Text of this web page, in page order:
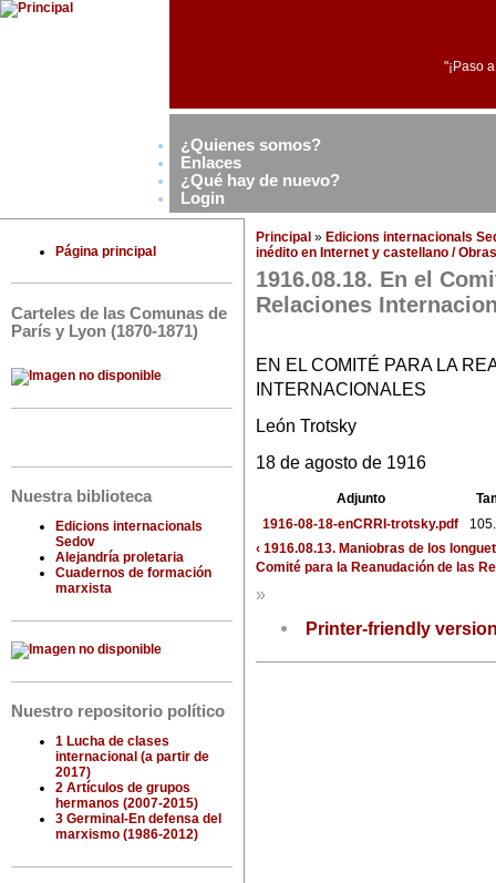
"¡Paso
¿Quienes somos?
Enlaces
¿Qué hay de nuevo?
Login
Página principal
Carteles de las Comunas de
París y Lyon (1870-1871)
Nuestra biblioteca
Edicions internacionals
Sedov
Alejandría proletaria
Cuadernos de formación
marxista
Nuestro repositorio político
1 Lucha de clases
internacional (a partir de
2017)
2 Artículos de grupos
hermanos (2007-2015)
3 Germinal-En defensa del
marxismo (1986-2012)
Principal » Edicions internacionals
inédito en Internet y castellano /
1916.08.18. En el
Relaciones
EN EL COMITÉ PARA LA
INTERNACIONALES
León Trotsky
18 de agosto de 1916
Adjunto
1916-08-18-enCRRI-trotsky.pdf
‹ 1916.08.13. Maniobras de los
Comité para la Reanudación de las
»
Printer-friendly